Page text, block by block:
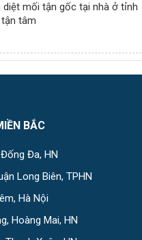
diệt mối tận gốc tại nhà ở tỉnh
tâm
BẮC
Đa, HN
Long Biên, TPHN
Hà Nội
Hoàng Mai, HN